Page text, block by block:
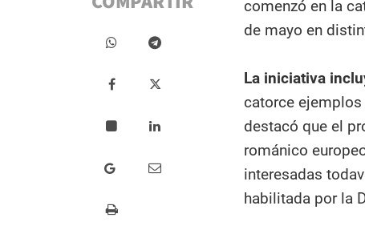
comenzó en la
de mayo en
La iniciativa
catorce
destacó que el
románico
interesadas
habilitada por la